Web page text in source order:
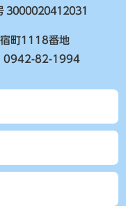
3000020412031
町1118番地
82-1994